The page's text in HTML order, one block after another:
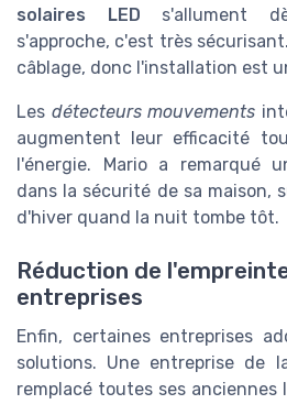
solaires LED s'allument
s'approche, c'est très
câblage, donc l'installation est
Les détecteurs mouvements
augmentent leur efficacité
l'énergie. Mario a remarqué
dans la sécurité de sa maison,
d'hiver quand la nuit tombe tôt.
Réduction de
entreprises
Enfin, certaines entreprises
solutions. Une entreprise de
remplacé toutes ses anciennes